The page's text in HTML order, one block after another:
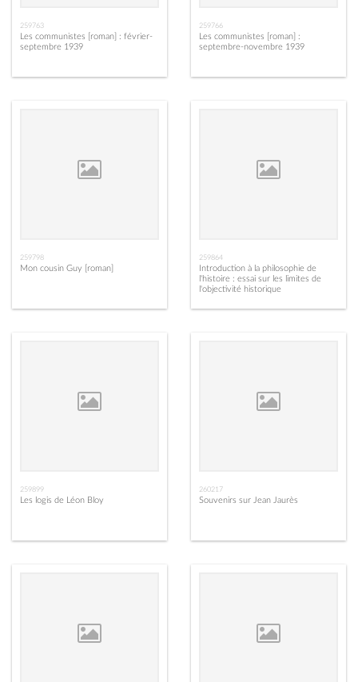
259763
Les communistes [roman] : février-
septembre 1939
259766
Les communistes [roman] :
septembre-novembre 1939
259798
Mon cousin Guy [roman]
259864
Introduction à la philosophie de
l'histoire : essai sur les limites de
l'objectivité historique
259899
Les logis de Léon Bloy
260217
Souvenirs sur Jean Jaurès